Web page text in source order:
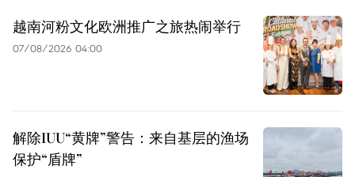
越南河粉文化欧洲推广之旅热闹举行
07/08/2026 04:00
解除IUU“黄牌”警告：来自基层的渔场
保护“盾牌”